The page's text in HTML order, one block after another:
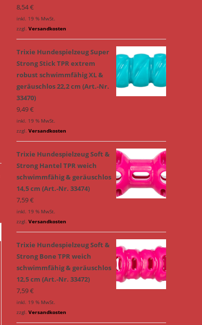
8,54€
inkl. 19 % MwSt.
zzgl. Versandkosten
Trixie Hundespielzeug Super
Strong Stick TPR extrem
robust schwimmfähig XL &
geräuschlos 22,2 cm (Art.-Nr.
33470)
9,49€
inkl. 19 % MwSt.
zzgl. Versandkosten
Trixie Hundespielzeug Soft &
Strong Hantel TPR weich
schwimmfähig & geräuschlos
14,5 cm (Art.-Nr. 33474)
7,59€
inkl. 19 % MwSt.
zzgl. Versandkosten
Trixie Hundespielzeug Soft &
Strong Bone TPR weich
schwimmfähig & geräuschlos
12,5 cm (Art.-Nr. 33472)
7,59€
inkl. 19 % MwSt.
zzgl. Versandkosten